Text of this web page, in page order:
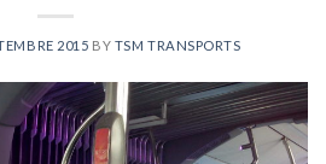
2015 BY TSM TRANSPORTS